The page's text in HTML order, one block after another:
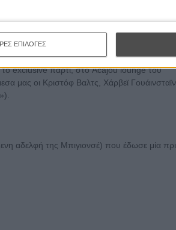
ΕΠΙΛΟΓΕΣ
και Οσκαρ» ευχήθηκε η Καρολίν Σοφέλ
το exclusive πάρτι, στο Acajou lounge του
μας οι Κριστόφ Βαλτς, Χάρβεϊ
αδελφή της Μπιγιονσέ) που έδωσε μία